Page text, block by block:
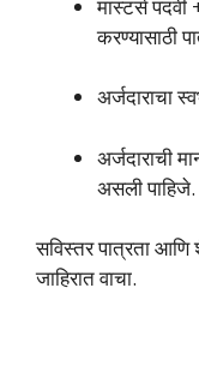
मास्टर्स
करण्यासाठी
अर्जदाराचा
अर्जदाराची
असली पाहिजे.
सविस्तर पात्रता आणि
जाहिरात वाचा.